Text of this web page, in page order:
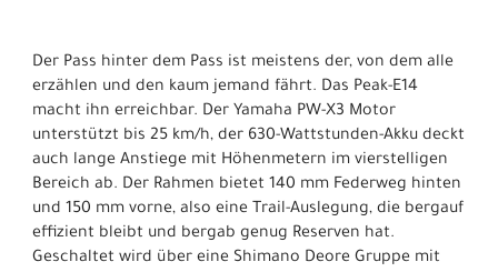
Der Pass hinter dem Pass ist meistens der, von dem alle
erzählen und den kaum jemand fährt. Das Peak-E14
macht ihn erreichbar. Der Yamaha PW-X3 Motor
unterstützt bis 25 km/h, der 630-Wattstunden-Akku deckt
auch lange Anstiege mit Höhenmetern im vierstelligen
Bereich ab. Der Rahmen bietet 140 mm Federweg hinten
und 150 mm vorne, also eine Trail-Auslegung, die bergauf
effizient bleibt und bergab genug Reserven hat.
Geschaltet wird über eine Shimano Deore Gruppe mit